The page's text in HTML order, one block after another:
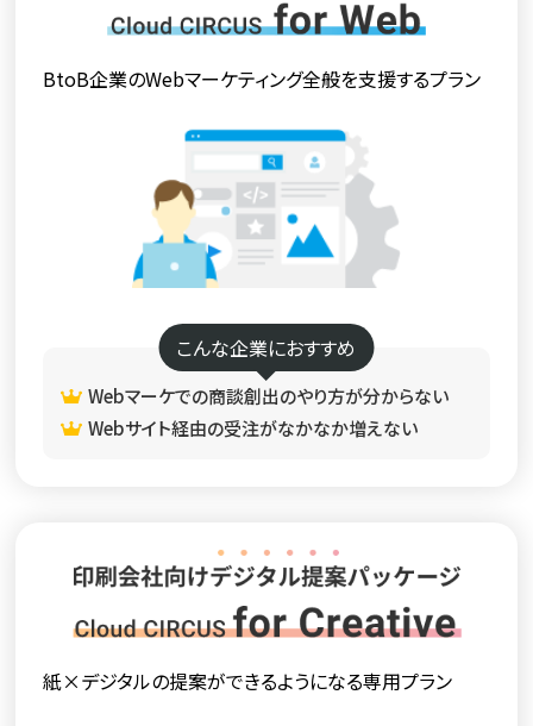
BtoB企業のWebマーケティング全般を支援するプラン
こんな企業におすすめ
Webマーケでの商談創出のやり方が分からない
Webサイト経由の受注がなかなか増えない
紙×デジタルの提案ができるようになる専用プラン